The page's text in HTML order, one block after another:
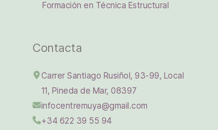
Formación en Técnica Estructural
Contacta
Carrer Santiago Rusiñol, 93-99, Local
11, Pineda de Mar, 08397
infocentremuya@gmail.com
+34 622 39 55 94